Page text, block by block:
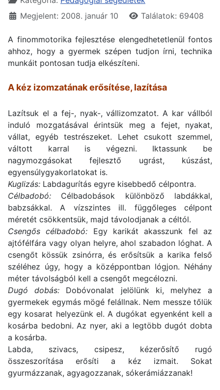
Megjelent: 2008. január 10
Találatok: 69408
A finommotorika fejlesztése elengedhetetlenül fontos
ahhoz, hogy a gyermek szépen tudjon írni, technika
munkáit pontosan tudja elkészíteni.
A kéz izomzatának erősítése, lazítása
Lazítsuk el a fej-, nyak-, vállizomzatot. A kar vállból
induló mozgatásával érintsük meg a fejet, nyakat,
vállat, egyéb testrészeket. Lehet csukott szemmel,
váltott karral is végezni. Iktassunk be
nagymozgásokat fejlesztő ugrást, kúszást,
egyensúlygyakorlatokat is.
Kuglizás: Labdagurítás egyre kisebbedő célpontra.
Célbadobó: Célbadobások különböző labdákkal,
babzsákkal. A vízszintes ill. függőleges célpont
méretét csökkentsük, majd távolodjanak a céltól.
Csengős célbadobó: Egy karikát akasszunk fel az
ajtófélfára vagy olyan helyre, ahol szabadon lóghat. A
csengőt kössük zsinórra, és erősítsük a karika felső
széléhez úgy, hogy a középpontban lógjon. Néhány
méter távolságból kell a csengőt megcélozni.
Dugó dobás: Dobóvonalat jelölünk ki, melyhez a
gyermekek egymás mögé felállnak. Nem messze tőlük
egy kosarat helyezünk el. A dugókat egyenként kell a
kosárba bedobni. Az nyer, aki a legtöbb dugót dobta
a kosárba.
Labda, szivacs, csipesz, kézerősítő rugó
összeszorítása erősíti a kéz izmait. Sokat
gyurmázzanak, agyagozzanak, sókerámiázzanak!